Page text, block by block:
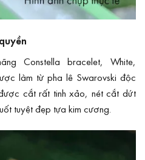
Constella bracelet, White,
làm từ pha lê Swarovski độc
cắt rất tinh xảo, nét cắt dứt
tuyệt đẹp tựa kim cương.